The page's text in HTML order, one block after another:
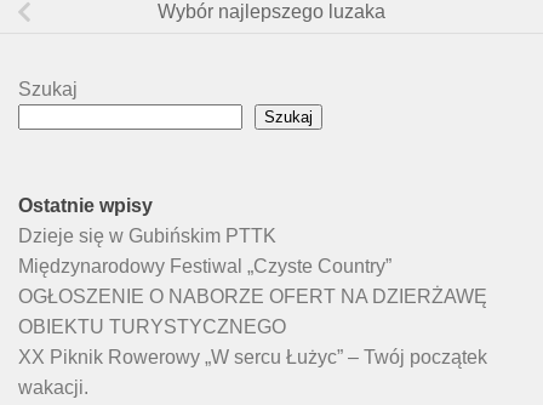
Wybór najlepszego luzaka
Szukaj
Szukaj
Ostatnie wpisy
Dzieje się w Gubińskim PTTK
Międzynarodowy Festiwal „Czyste Country”
OGŁOSZENIE O NABORZE OFERT NA DZIERŻAWĘ
OBIEKTU TURYSTYCZNEGO
XX Piknik Rowerowy „W sercu Łużyc” – Twój początek
wakacji.